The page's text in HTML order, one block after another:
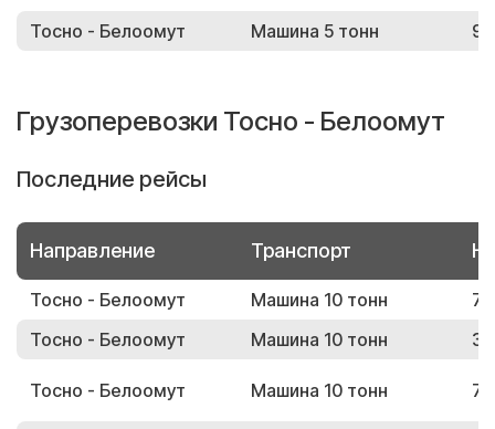
Тосно - Белоомут Машина 5 тонн
Грузоперевозки Тосно - Белоомут
Последние рейсы
Направление Транспорт
Тосно - Белоомут Машина 10 тонн
Тосно - Белоомут
Машина 10 тонн
Тосно - Белоомут Машина 10 тонн